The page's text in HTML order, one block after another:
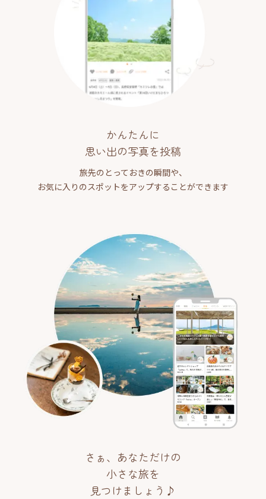
かんたんに
思い出の写真を投稿
旅先のとっておきの瞬間や、
お気に入りのスポットをアップすることができます
さぁ、あなただけの
小さな旅を
見つけましょう♪